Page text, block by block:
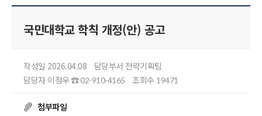
국민대학교 학칙 개정(안) 공고
작성일 2026.04.08
담당부서 전략기획팀
담당자 이정우 ☎ 02-910-4165 조회수 19471
첨부파일